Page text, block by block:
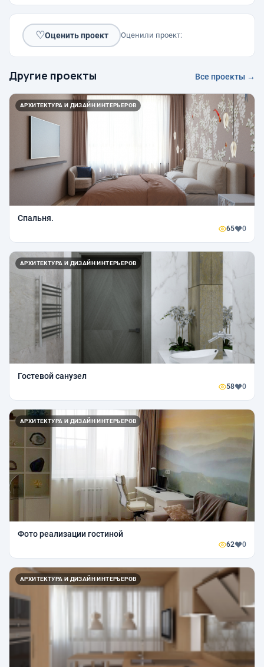
♡Оценить проект Оценили проект:
Другие проекты Все проекты →
АРХИТЕКТУРА И ДИЗАЙН ИНТЕРЬЕРОВ
Спальня.
65 0
АРХИТЕКТУРА И ДИЗАЙН ИНТЕРЬЕРОВ
Гостевой санузел
58 0
АРХИТЕКТУРА И ДИЗАЙН ИНТЕРЬЕРОВ
Фото реализации гостиной
62 0
АРХИТЕКТУРА И ДИЗАЙН ИНТЕРЬЕРОВ